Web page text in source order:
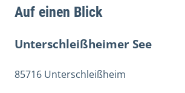
Auf einen Blick
Unterschleißheimer See
85716 Unterschleißheim